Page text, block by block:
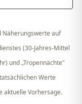
Näherungswerte auf
(30-Jahres-Mittel
und „Tropennächte"
Werte
aktuelle Vorhersage.